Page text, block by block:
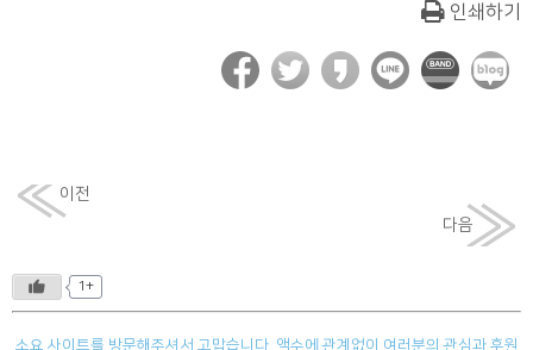
인쇄하기
이전
다음
1+
소요 사이트를 방문해주셔서 고맙습니다. 액수에 관계없이 여러분의 관심과 후원